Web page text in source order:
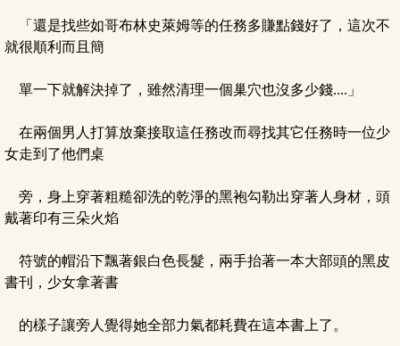
「還是找些如哥布林史萊姆等的任務多賺點錢好了，這次不
就很順利而且簡
單一下就解決掉了，雖然清理一個巢穴也沒多少錢....」
在兩個男人打算放棄接取這任務改而尋找其它任務時一位少
女走到了他們桌
旁，身上穿著粗糙卻洗的乾淨的黑袍勾勒出穿著人身材，頭
戴著印有三朵火焰
符號的帽沿下飄著銀白色長髮，兩手抬著一本大部頭的黑皮
書刊，少女拿著書
的樣子讓旁人覺得她全部力氣都耗費在這本書上了。